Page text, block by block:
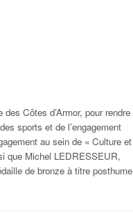
Côtes d’Armor, pour rendre
sports et de l’engagement
au sein de « Culture et
que Michel LEDRESSEUR,
de bronze à titre posthume